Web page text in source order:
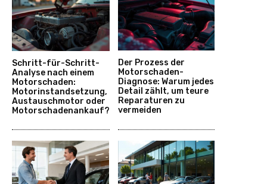
Schritt-für-Schritt-
Analyse nach einem
Motorschaden:
Motorinstandsetzung,
Austauschmotor oder
Motorschadenankauf?
Der Prozess der
Motorschaden-
Diagnose: Warum jedes
Detail zählt, um teure
Reparaturen zu
vermeiden